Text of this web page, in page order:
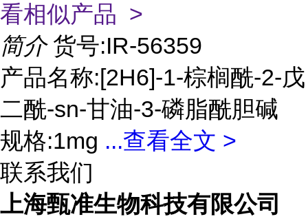
看相似产品 >
简介 货号:IR-56359
产品名称:[2H6]-1-棕榈酰-2-戊
二酰-sn-甘油-3-磷脂酰胆碱
规格:1mg ...查看全文 >
联系我们
上海甄准生物科技有限公司